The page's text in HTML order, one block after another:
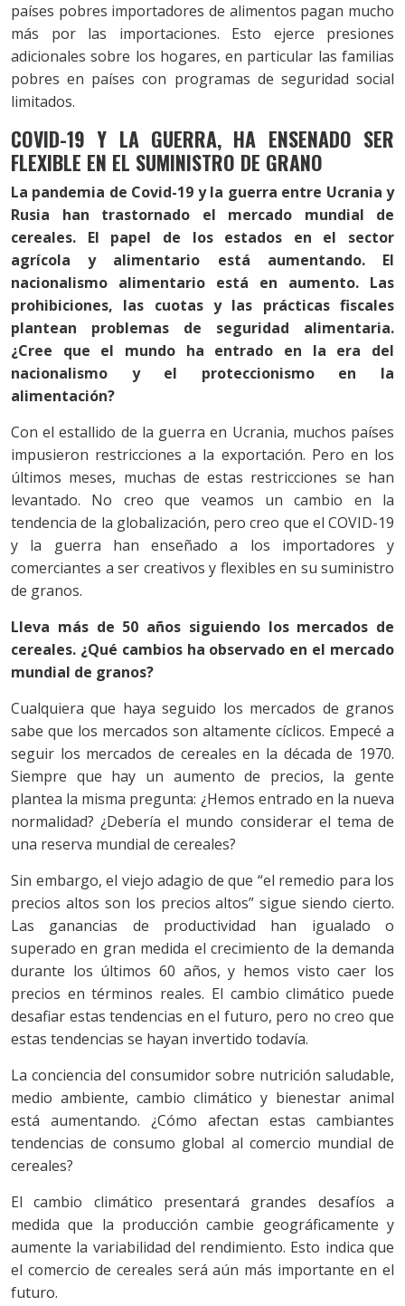
países pobres importadores de alimentos pagan mucho
más por las importaciones. Esto ejerce presiones
adicionales sobre los hogares, en particular las familias
pobres en países con programas de seguridad social
limitados.
COVID-19 Y LA GUERRA, HA ENSENADO SER
FLEXIBLE EN EL SUMINISTRO DE GRANO
La pandemia de Covid-19 y la guerra entre Ucrania y
Rusia han trastornado el mercado mundial de
cereales. El papel de los estados en el sector
agrícola y alimentario está aumentando. El
nacionalismo alimentario está en aumento. Las
prohibiciones, las cuotas y las prácticas fiscales
plantean problemas de seguridad alimentaria.
¿Cree que el mundo ha entrado en la era del
nacionalismo y el proteccionismo en la
alimentación?
Con el estallido de la guerra en Ucrania, muchos países
impusieron restricciones a la exportación. Pero en los
últimos meses, muchas de estas restricciones se han
levantado. No creo que veamos un cambio en la
tendencia de la globalización, pero creo que el COVID-19
y la guerra han enseñado a los importadores y
comerciantes a ser creativos y flexibles en su suministro
de granos.
Lleva más de 50 años siguiendo los mercados de
cereales. ¿Qué cambios ha observado en el mercado
mundial de granos?
Cualquiera que haya seguido los mercados de granos
sabe que los mercados son altamente cíclicos. Empecé a
seguir los mercados de cereales en la década de 1970.
Siempre que hay un aumento de precios, la gente
plantea la misma pregunta: ¿Hemos entrado en la nueva
normalidad? ¿Debería el mundo considerar el tema de
una reserva mundial de cereales?
Sin embargo, el viejo adagio de que “el remedio para los
precios altos son los precios altos” sigue siendo cierto.
Las ganancias de productividad han igualado o
superado en gran medida el crecimiento de la demanda
durante los últimos 60 años, y hemos visto caer los
precios en términos reales. El cambio climático puede
desafiar estas tendencias en el futuro, pero no creo que
estas tendencias se hayan invertido todavía.
La conciencia del consumidor sobre nutrición saludable,
medio ambiente, cambio climático y bienestar animal
está aumentando. ¿Cómo afectan estas cambiantes
tendencias de consumo global al comercio mundial de
cereales?
El cambio climático presentará grandes desafíos a
medida que la producción cambie geográficamente y
aumente la variabilidad del rendimiento. Esto indica que
el comercio de cereales será aún más importante en el
futuro.